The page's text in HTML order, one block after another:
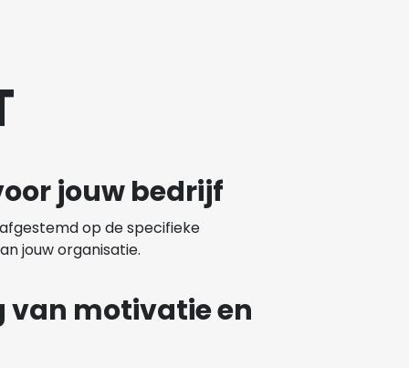
jouw bedrijf
op de specifieke
jouw organisatie.
van motivatie en